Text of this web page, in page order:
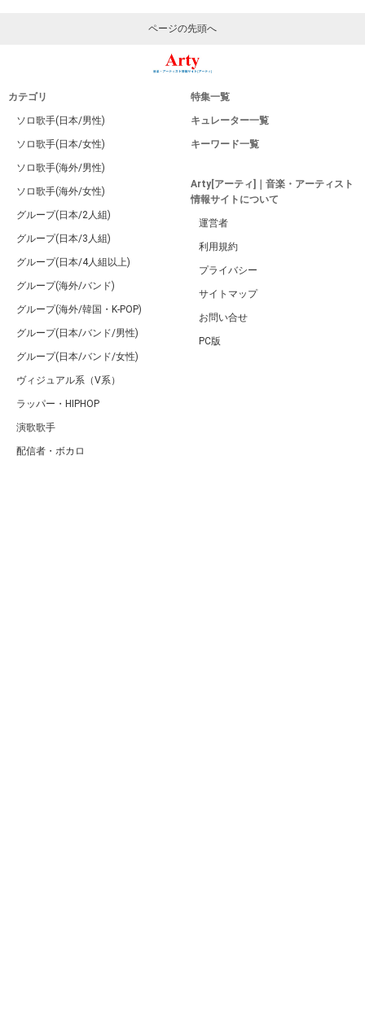
ページの先頭へ
カテゴリ
ソロ歌手(日本/男性)
ソロ歌手(日本/女性)
ソロ歌手(海外/男性)
ソロ歌手(海外/女性)
グループ(日本/2人組)
グループ(日本/3人組)
グループ(日本/4人組以上)
グループ(海外/バンド)
グループ(海外/韓国・K-POP)
グループ(日本/バンド/男性)
グループ(日本/バンド/女性)
ヴィジュアル系（V系）
ラッパー・HIPHOP
演歌歌手
配信者・ボカロ
特集一覧
キュレーター一覧
キーワード一覧
Arty[アーティ]｜音楽・アーティスト
情報サイトについて
運営者
利用規約
プライバシー
サイトマップ
お問い合せ
PC版